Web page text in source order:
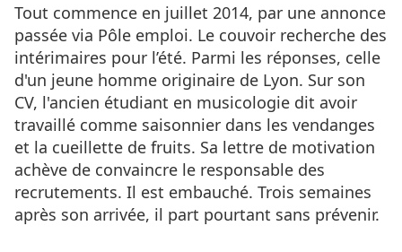
Tout commence en juillet 2014, par une annonce
passée via Pôle emploi. Le couvoir recherche des
intérimaires pour l’été. Parmi les réponses, celle
d'un jeune homme originaire de Lyon. Sur son
CV, l'ancien étudiant en musicologie dit avoir
travaillé comme saisonnier dans les vendanges
et la cueillette de fruits. Sa lettre de motivation
achève de convaincre le responsable des
recrutements. Il est embauché. Trois semaines
après son arrivée, il part pourtant sans prévenir.